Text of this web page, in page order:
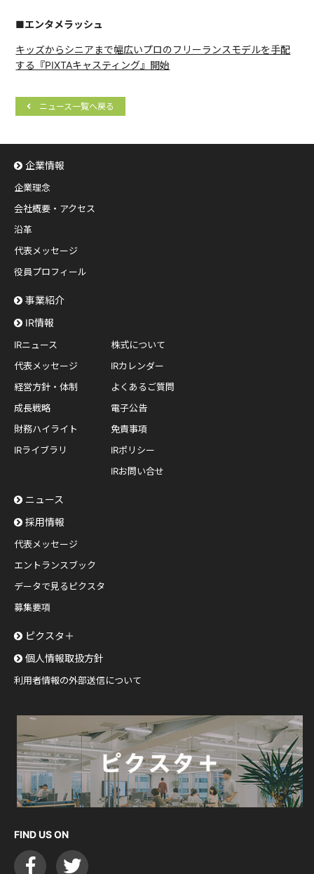
■エンタメラッシュ
キッズからシニアまで幅広いプロのフリーランスモデルを手配
する『PIXTAキャスティング』開始
ニュース一覧へ戻る
企業情報
企業理念
会社概要・アクセス
沿革
代表メッセージ
役員プロフィール
事業紹介
IR情報
IRニュース
代表メッセージ
経営方針・体制
成長戦略
財務ハイライト
IRライブラリ
株式について
IRカレンダー
よくあるご質問
電子公告
免責事項
IRポリシー
IRお問い合せ
ニュース
採用情報
代表メッセージ
エントランスブック
データで見るピクスタ
募集要項
ピクスタ＋
個人情報取扱方針
利用者情報の外部送信について
FIND US ON